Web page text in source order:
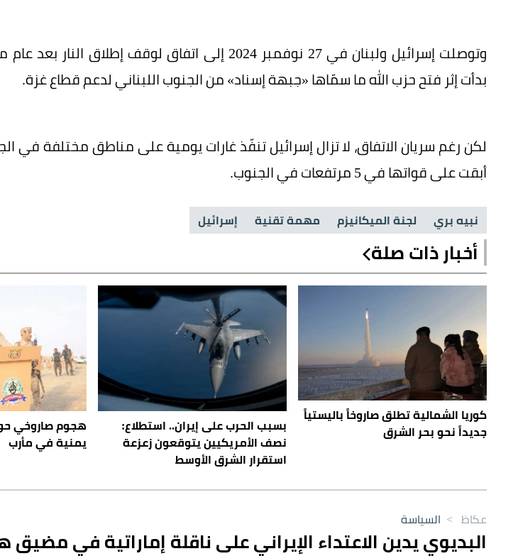
وتوصلت إسرائيل ولبنان في 27 نوفمبر 2024 إلى اتفاق لوقف
بدأت إثر فتح حزب الله ما سمّاها «جبهة إسناد» من الجنوب اللبناني لدعم قطاع غزة.
لكن رغم سريان الاتفاق، لا تزال إسرائيل تنفّذ غارات يومية على مناطق مختلفة في
أبقت على قواتها في 5 مرتفعات في الجنوب.
نبيه بري لجنة الميكانيزم مهمة تقنية إسرائيل
أخبار ذات صلة
كوريا الشمالية تطلق صاروخاً باليستياً
جديداً نحو بحر الشرق
بسبب الحرب على إيران.. استطلاع:
نصف الأمريكيين يتوقعون زعزعة
استقرار الشرق الأوسط
هجوم صاروخي
يمنية في مأرب
عكاظ > السياسة
البديوي يدين الاعتداء الإيراني على ناقلة إماراتية في مضيق